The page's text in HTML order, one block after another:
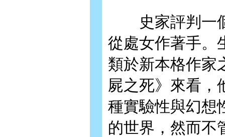
史家評判一個
從處女作著手。
類於新本格作家
屍之死》來看，
種實驗性與幻想
的世界，然而不